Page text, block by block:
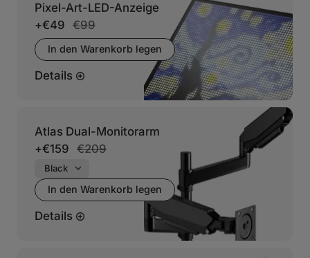
Pixel-Art-LED-Anzeige
+€49 €99
In den Warenkorb legen
Details
Atlas Dual-Monitorarm
+€159 €209
In den Warenkorb legen
Details